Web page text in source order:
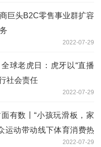
巨头B2C零售事业群扩容
2022-07-29
球老虎日：虎牙以“直播
社会责任
2022-07-29
有数丨“小孩玩滑板，家
运动带动线下体育消费热
2022-07-29